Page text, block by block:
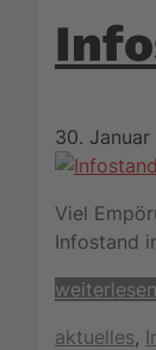
30.
Viel
Infostand
weiterlesen
Kategorien
aktuelles,